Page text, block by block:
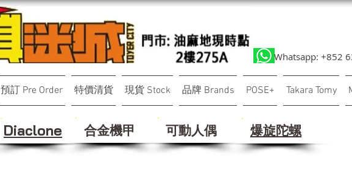
Whatsapp: +852
預訂 Pre Order 特價清貨 現貨 Stock 品牌 Brands POSE+ Takara Tomy
Diaclone 合金機甲 可動人偶 ​爆旋陀螺